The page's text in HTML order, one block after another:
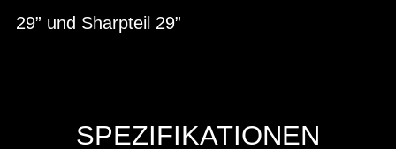
29” und Sharpteil 29”
SPEZIFIKATIONEN